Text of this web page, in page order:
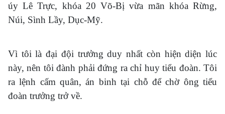
úy Lê Trực, khóa 20 Võ-Bị vừa mãn khóa Rừng,
Núi, Sình Lầy, Dục-Mỹ.
Vì tôi là đại đội trưởng duy nhất còn hiện diện lúc
này, nên tôi đành phải đứng ra chỉ huy tiểu đoàn. Tôi
ra lệnh cấm quân, án binh tại chỗ để chờ ông tiểu
đoàn trưởng trở về.